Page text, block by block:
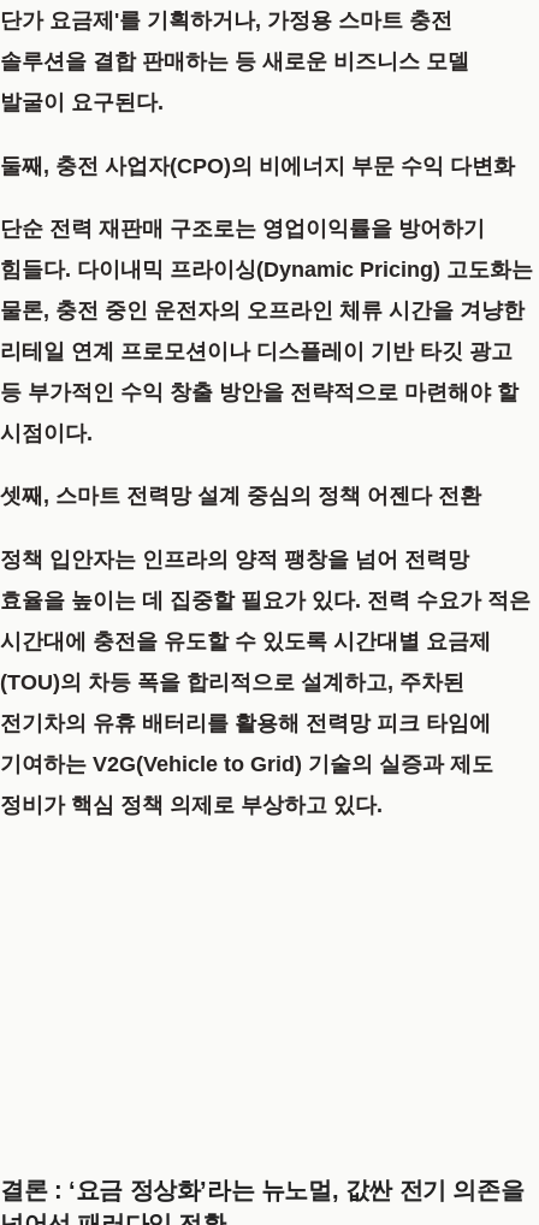
단가 요금제'를 기획하거나, 가정용 스마트 충전
솔루션을 결합 판매하는 등 새로운 비즈니스 모델
발굴이 요구된다.
둘째, 충전 사업자(CPO)의 비에너지 부문 수익 다변화
단순 전력 재판매 구조로는 영업이익률을 방어하기
힘들다. 다이내믹 프라이싱(Dynamic Pricing) 고도화는
물론, 충전 중인 운전자의 오프라인 체류 시간을 겨냥한
리테일 연계 프로모션이나 디스플레이 기반 타깃 광고
등 부가적인 수익 창출 방안을 전략적으로 마련해야 할
시점이다.
셋째, 스마트 전력망 설계 중심의 정책 어젠다 전환
정책 입안자는 인프라의 양적 팽창을 넘어 전력망
효율을 높이는 데 집중할 필요가 있다. 전력 수요가 적은
시간대에 충전을 유도할 수 있도록 시간대별 요금제
(TOU)의 차등 폭을 합리적으로 설계하고, 주차된
전기차의 유휴 배터리를 활용해 전력망 피크 타임에
기여하는 V2G(Vehicle to Grid) 기술의 실증과 제도
정비가 핵심 정책 의제로 부상하고 있다.
결론 : ‘요금 정상화’라는 뉴노멀, 값싼 전기 의존을